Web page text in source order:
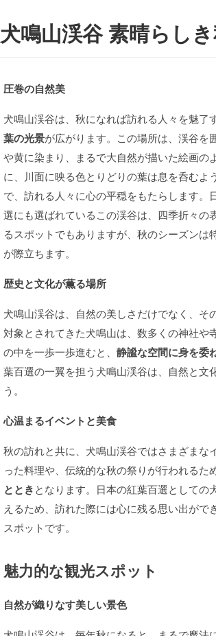
犬鳴山渓谷 素晴らし
圧巻の自然美
犬鳴山渓谷は、秋になれば訪れる人々を魅了
葉の光景が広がります。この場所は、渓谷を
や黄に染まり、まるで大自然が描いた絵画の
に、川面に映る色とりどりの葉は息を呑むよ
で、訪れる人々に心の平穏をもたらします。
選にも選ばれているこの渓谷は、四季折々の
るスポットでもありますが、秋のシーズンは
が際立ちます。
歴史と文化が薫る場所
犬鳴山渓谷は、自然の美しさだけでなく、
対象とされてきた犬鳴山は、数多くの神社
の中を一歩一歩進むと、 静謐な空間に身を委
葉百選の一翼を担う犬鳴山渓谷は、自然と文
う。
心温まるイベントと美食
秋の訪れと共に、犬鳴山渓谷ではさまざま
った料理や、伝統的な秋の祭りが行われるた
とときとなります。日本の紅葉百選として
えるため、訪れた際には心に残る思い出が
スポットです。
魅力的な観光スポット
自然が織りなす美しい景色